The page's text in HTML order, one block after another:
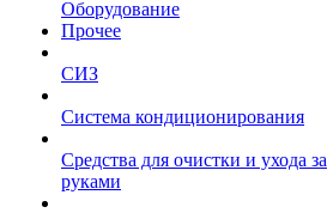
Оборудование
Прочее
СИЗ
Система кондиционирования
Средства для очистки и ухода за
руками